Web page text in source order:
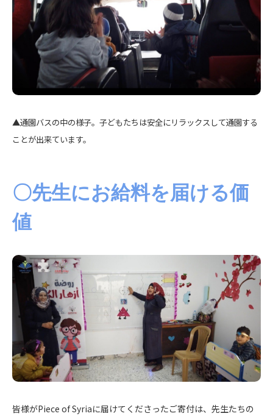
▲通園バスの中の様子。子どもたちは安全にリラックスして通園する
ことが出来ています。
〇先生にお給料を届ける価
値
皆様がPiece of Syriaに届けてくださったご寄付は、先生たちの